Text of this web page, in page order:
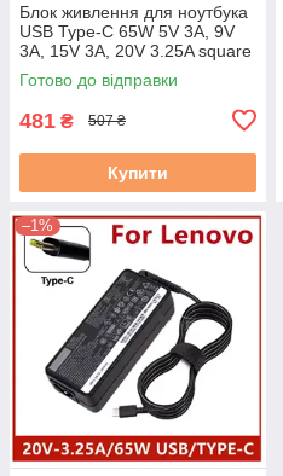
Блок живлення для ноутбука
USB Type-C 65W 5V 3A, 9V
3A, 15V 3A, 20V 3.25A square
новий
Готово до відправки
481 ₴ 507 ₴
Купити
–1%